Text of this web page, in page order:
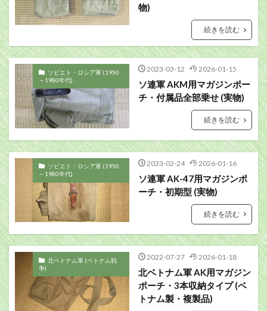
物)
続きを読む
ソビエト・ロシア軍 (1950
～1980年代)
2023-03-12 2026-01-15
ソ連軍 AKM用マガジンポー
チ・付属品全部乗せ (実物)
続きを読む
ソビエト・ロシア軍 (1950
～1980年代)
2023-02-24 2026-01-16
ソ連軍 AK-47用マガジンポ
ーチ・初期型 (実物)
続きを読む
北ベトナム軍 (ベトナム戦
争)
2022-07-27 2026-01-18
北ベトナム軍 AK用マガジン
ポーチ・3本収納タイプ (ベ
トナム製・複製品)